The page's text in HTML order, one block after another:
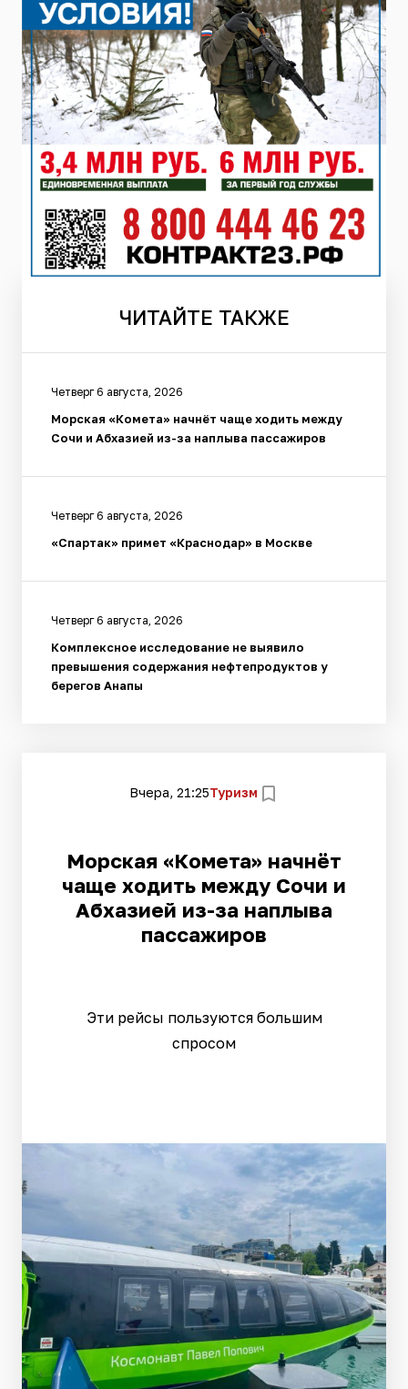
ЧИТАЙТЕ ТАКЖЕ
Четверг 6 августа, 2026
Морская «Комета» начнёт чаще ходить между
Сочи и Абхазией из-за наплыва пассажиров
Четверг 6 августа, 2026
«Спартак» примет «Краснодар» в Москве
Четверг 6 августа, 2026
Комплексное исследование не выявило
превышения содержания нефтепродуктов у
берегов Анапы
Вчера, 21:25Туризм
Морская «Комета» начнёт
чаще ходить между Сочи и
Абхазией из-за наплыва
пассажиров
Эти рейсы пользуются большим
спросом